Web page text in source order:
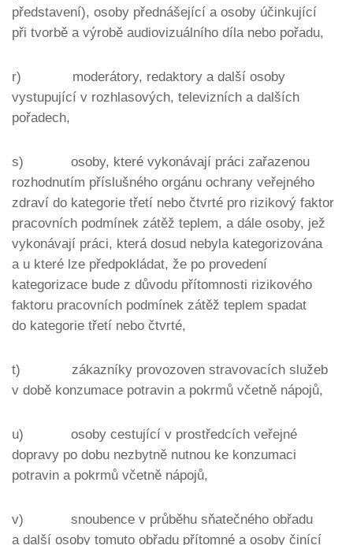
představení), osoby přednášející a osoby účinkující
při tvorbě a výrobě audiovizuálního díla nebo pořadu,
r) moderátory, redaktory a další osoby
vystupující v rozhlasových, televizních a dalších
pořadech,
s) osoby, které vykonávají práci zařazenou
rozhodnutím příslušného orgánu ochrany veřejného
zdraví do kategorie třetí nebo čtvrté pro rizikový faktor
pracovních podmínek zátěž teplem, a dále osoby, jež
vykonávají práci, která dosud nebyla kategorizována
a u které lze předpokládat, že po provedení
kategorizace bude z důvodu přítomnosti rizikového
faktoru pracovních podmínek zátěž teplem spadat
do kategorie třetí nebo čtvrté,
t) zákazníky provozoven stravovacích služeb
v době konzumace potravin a pokrmů včetně nápojů,
u) osoby cestující v prostředcích veřejné
dopravy po dobu nezbytně nutnou ke konzumaci
potravin a pokrmů včetně nápojů,
v) snoubence v průběhu sňatečného obřadu
a další osoby tomuto obřadu přítomné a osoby činící